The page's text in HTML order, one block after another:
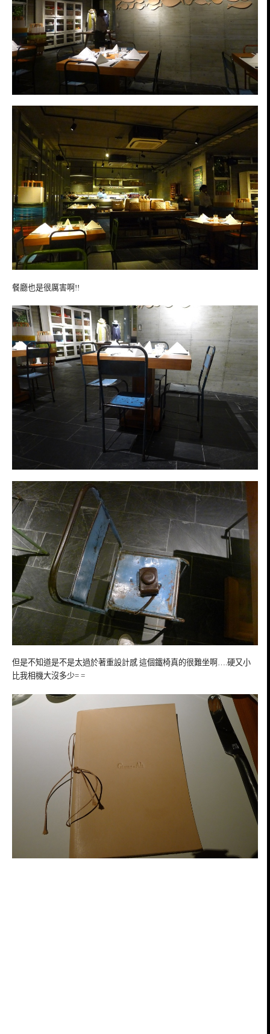
餐廳也是很厲害啊!!
但是不知道是不是太過於著重設計感 這個鐵椅真的很難坐啊….硬又小
比我相機大沒多少= =